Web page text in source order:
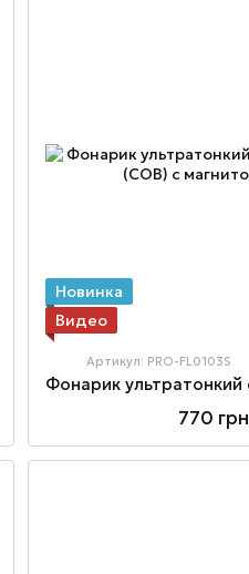
Новинка
Видео
Артикул: PRO-FL0103S
770 грн